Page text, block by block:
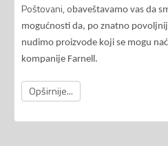
Poštovani, o baveštavamo vas da
mogućnosti da, po znatno
nudimo proizvode koji se mogu
kompanije Farnell.
Opširnije...